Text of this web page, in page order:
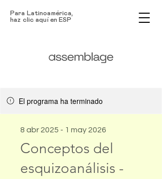
Para Latinoamérica,
haz clic aquí en ESP
El programa ha terminado
Conceptos del
esquizoanálisis -
8 abr 2025 - 1 may 2026